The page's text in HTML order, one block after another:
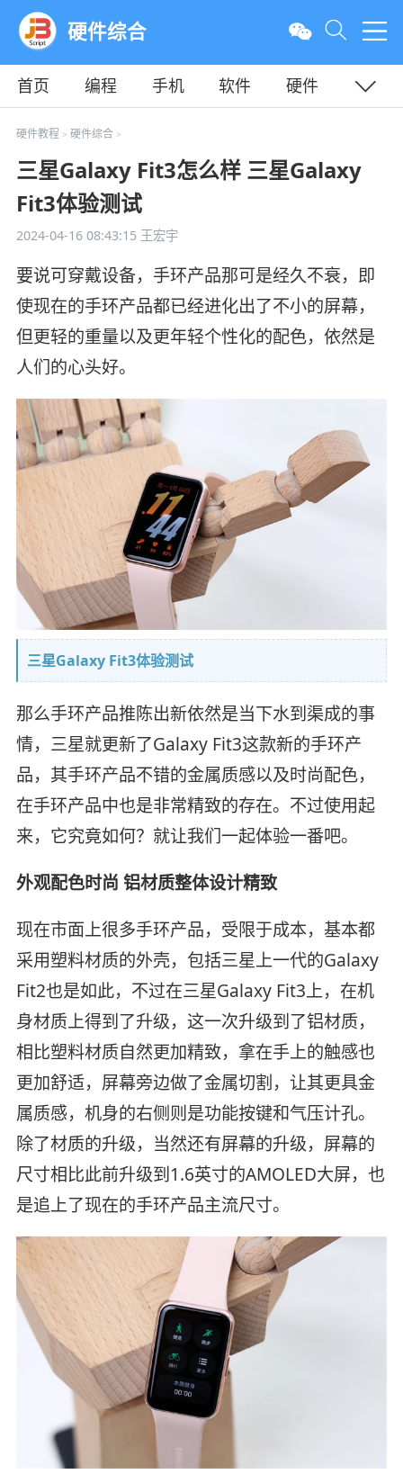
硬件综合
首页 编程 手机 软件
硬件
教程
平面
硬件教程 > 硬件综合>
三星Galaxy Fit3怎么样 三星Galaxy
Fit3体验测试
2024-04-16 08:43:15王宏宇
要说可穿戴设备，手环产品那可是经久不衰，即
使现在的手环产品都已经进化出了不小的屏幕，
但更轻的重量以及更年轻个性化的配色，依然是
人们的心头好。
三星Galaxy Fit3体验测试
那么手环产品推陈出新依然是当下水到渠成的事
情，三星就更新了Galaxy Fit3这款新的手环产
品，其手环产品不错的金属质感以及时尚配色，
在手环产品中也是非常精致的存在。不过使用起
来，它究竟如何？就让我们一起体验一番吧。
外观配色时尚 铝材质整体设计精致
现在市面上很多手环产品，受限于成本，基本都
采用塑料材质的外壳，包括三星上一代的Galaxy
Fit2也是如此，不过在三星Galaxy Fit3上，在机
身材质上得到了升级，这一次升级到了铝材质，
相比塑料材质自然更加精致，拿在手上的触感也
更加舒适，屏幕旁边做了金属切割，让其更具金
属质感，机身的右侧则是功能按键和气压计孔。
除了材质的升级，当然还有屏幕的升级，屏幕的
尺寸相比此前升级到1.6英寸的AMOLED大屏，也
是追上了现在的手环产品主流尺寸。